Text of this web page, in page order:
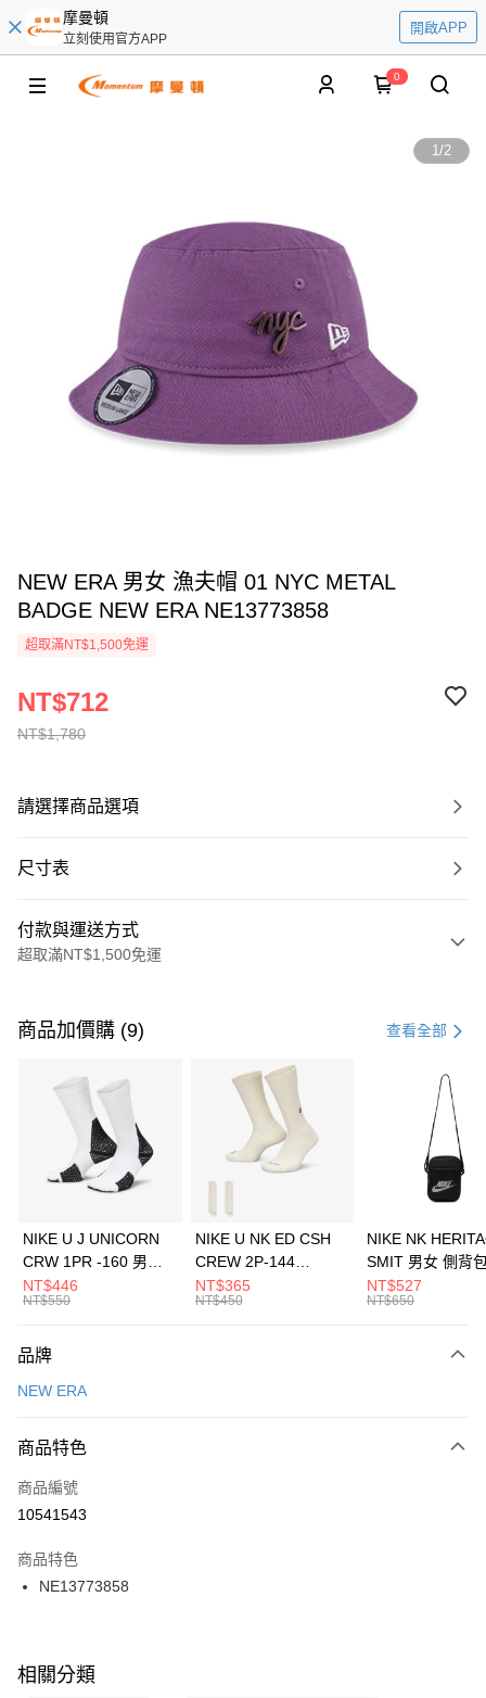
摩曼頓
立刻使用官方APP
開啟APP
0
1/2
NEW ERA 男女 漁夫帽 01 NYC METAL
BADGE NEW ERA NE13773858
超取滿NT$1,500免運
NT$1,780
NT$712
請選擇商品選項
尺寸表
付款與運送方式
超取滿NT$1,500免運
信用卡一次付款
3 期 0 利率 每期 21家銀行
合作金庫商業銀行
第一商業銀行
華南商業銀行
彰化商業銀行
上海商業儲蓄銀行
元大商業銀行
台灣樂天信用卡公司
Apple Pay
全盈+PAY
AFTEE先享後付
【關於「AFTEE先享後付」】
便利好安心！
３．安心：先確認商品／服務後，再付款。
【「AFTEE先享後付」結帳流程】
１．於結帳方式選擇「AFTEE先享後付」後，將跳轉至「AFTEE先享後付」
２．訂單成立數日內，您將收到繳費通知簡訊。
３．收到繳費通知簡訊後14天內，點擊此簡訊中的連結，可透過四大超商／
ATM／網路銀行／等多元方式進行付款，方視為交易完成。
※ 交易是否成功請以「AFTEE先享後付 」之結帳頁面顯示為準，若有關於
是否繳費成功／繳費後需取消欲退款等相關疑問，請聯繫「AFTEE先享後付
運送方式
每筆NT$100，滿NT$1,500(含以上)免運費
宅配
每筆NT$100，滿NT$1,500(含以上)免運費
付款後門市自取
每筆NT$100，滿NT$1,500(含以上)免運費
商品加價購 (9) 查看全部
NIKE U J UNICORN
CRW 1PR -160 男女
中統襪 FZ3393100
NT$446
NT$550
NIKE U NK ED CSH
CREW 2P-144
EMBRDY 男女 短統襪
FZ3073133
NT$365
NT$450
NIKE NK
SMIT 男女 側背
BA5871010
NT$527
NT$650
品牌
NEW ERA
商品特色
商品編號
10541543
商品特色
NE13773858
相關分類